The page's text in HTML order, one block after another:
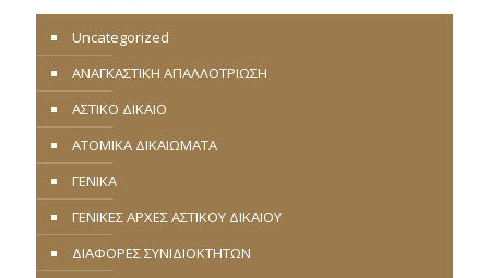
Uncategorized
ΑΝΑΓΚΑΣΤΙΚΗ ΑΠΑΛΛΟΤΡΙΩΣΗ
ΑΣΤΙΚΟ ΔΙΚΑΙΟ
ΑΤΟΜΙΚΑ ΔΙΚΑΙΩΜΑΤΑ
ΓΕΝΙΚΑ
ΓΕΝΙΚΕΣ ΑΡΧΕΣ ΑΣΤΙΚΟΥ ΔΙΚΑΙΟΥ
ΔΙΑΦΟΡΕΣ ΣΥΝΙΔΙΟΚΤΗΤΩΝ